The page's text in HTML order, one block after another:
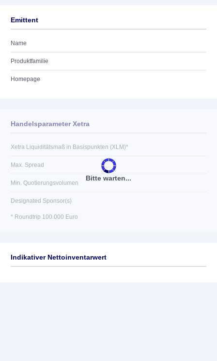
Emittent
Name
Produktfamilie
Homepage
Bitte warten...
Handelsparameter Xetra
Xetra Liquiditätsmaß in Basispunkten (XLM)*
Max. Spread
Min. Quotierungsvolumen
Designated Sponsor(s)
* Roundtrip 100.000 Euro
Indikativer Nettoinventarwert